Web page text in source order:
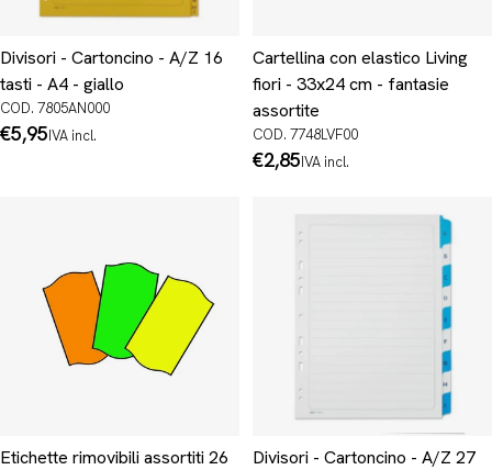
Divisori - Cartoncino - A/Z 16
tasti - A4 - giallo
COD. 7805AN000
Prezzo
€5,95IVA incl.
Cartellina con elastico Living
fiori - 33x24 cm - fantasie
assortite
COD. 7748LVF00
Prezzo
€2,85IVA incl.
Etichette rimovibili assortiti 26
Divisori - Cartoncino - A/Z 27